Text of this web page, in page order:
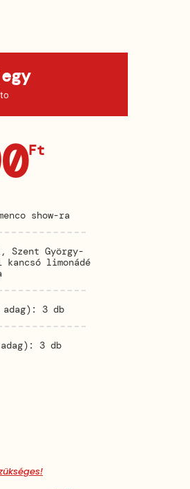
Ft
show-ra
György-
limonádé
3 db
3 db